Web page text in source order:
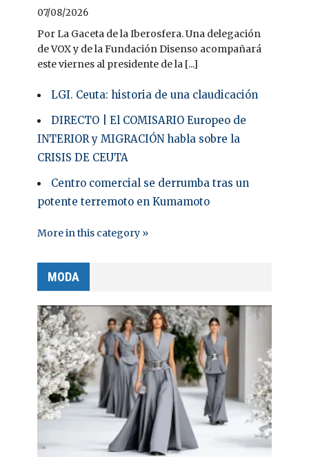
07/08/2026
Por La Gaceta de la Iberosfera. Una delegación
de VOX y de la Fundación Disenso acompañará
este viernes al presidente de la [...]
LGI. Ceuta: historia de una claudicación
DIRECTO | El COMISARIO Europeo de
INTERIOR y MIGRACIÓN habla sobre la
CRISIS DE CEUTA
Centro comercial se derrumba tras un
potente terremoto en Kumamoto
More in this category »
MODA